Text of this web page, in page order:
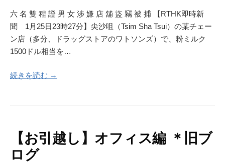
六 名 雙 程 證 男 女 涉 嫌 店 舖 盜 竊 被 捕 【RTHK即時新
聞 1月25日23時27分】尖沙咀（Tsim Sha Tsui）の某チェー
ン店（多分、ドラッグストアのワトソンズ）で、粉ミルク
1500ドル相当を…
続きを読む →
【お引越し】オフィス編 ＊旧ブ
ログ